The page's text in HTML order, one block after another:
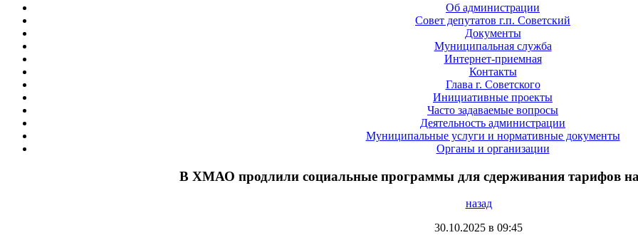
Об администрации
Совет депутатов г.п. Советский
Документы
Муниципальная служба
Интернет-приемная
Контакты
Глава г. Советского
Инициативные проекты
Часто задаваемые вопросы
Деятельность администрации
Муниципальные услуги и нормативные документы
Органы и организации
В ХМАО продлили социальные программы для сдерживания тарифов на
назад
30.10.2025 в 09:45